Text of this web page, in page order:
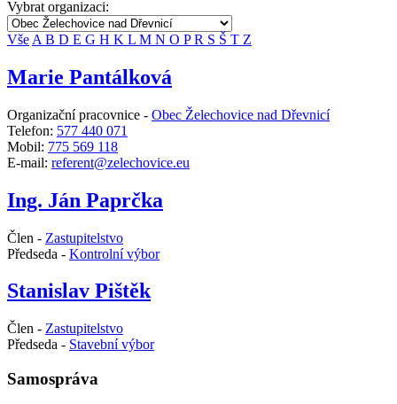
Vybrat organizaci:
Vše A B D E G H K L M N O PR S Š T Z
Marie Pantálková
Organizační pracovnice - Obec Želechovice nad Dřevnicí
Telefon: 577 440 071
Mobil: 775 569 118
E-mail: referent@zelechovice.eu
Ing. Ján Paprčka
Člen - Zastupitelstvo
Předseda - Kontrolní výbor
Stanislav Pištěk
Člen - Zastupitelstvo
Předseda - Stavební výbor
Samospráva